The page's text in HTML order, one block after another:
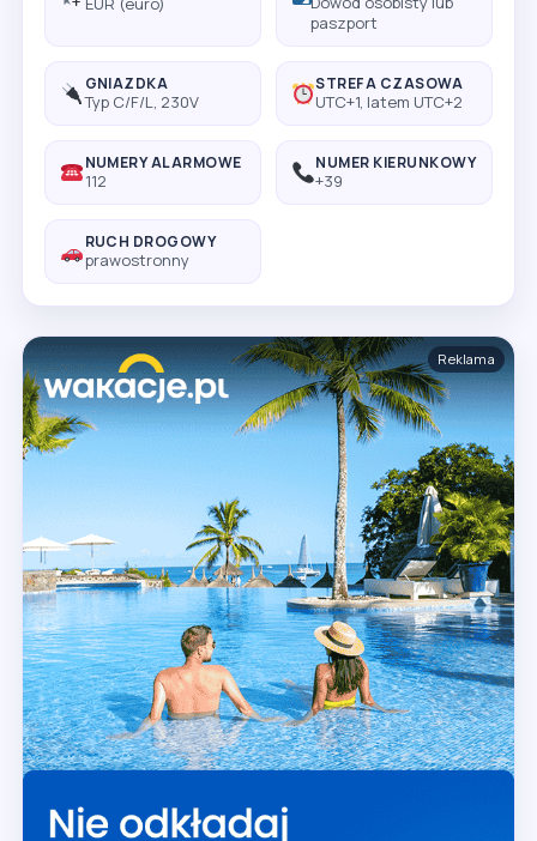
paszport
GNIAZDKA
Typ C/F/L, 230V
STREFA CZASOWA
UTC+1, latem UTC+2
NUMERY ALARMOWE
112
NUMER KIERUNKOWY
+39
RUCH DROGOWY
prawostronny
Reklama